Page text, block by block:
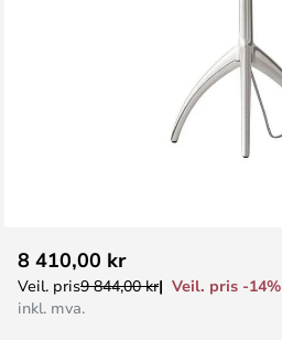
til
begynnelsen
8 410,00 kr
Veil. pris9 844,00 kr
Veil. pris -14%
inkl. mva.